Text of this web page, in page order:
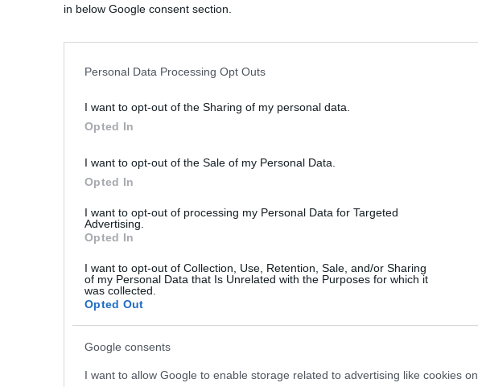
in below Google consent section.
Personal Data Processing Opt Outs
I want to opt-out of the Sharing of my personal data.
Opted In
I want to opt-out of the Sale of my Personal Data.
Opted In
I want to opt-out of processing my Personal Data for Targeted
Advertising.
Opted In
I want to opt-out of Collection, Use, Retention, Sale, and/or Sharing
of my Personal Data that Is Unrelated with the Purposes for which it
was collected.
Opted Out
Google consents
I want to allow Google to enable storage related to advertising like cookies on